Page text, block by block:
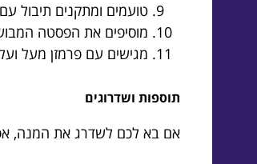
טועמים ומתקנים תיבול
מוסיפים את הפסטה
מגישים עם פרמזן מעל
תוספות ושדרוגים
אם בא לכם לשדרג את המנה,